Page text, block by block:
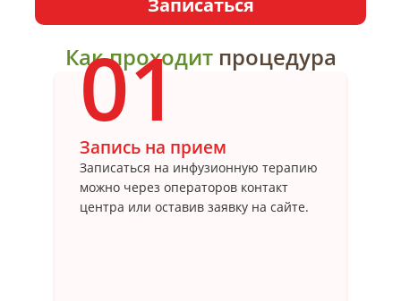
Какпроходит процедура
Запись на прием
Записаться на инфузионную терапию
можно через операторов контакт
центра или оставив заявку на сайте.
01